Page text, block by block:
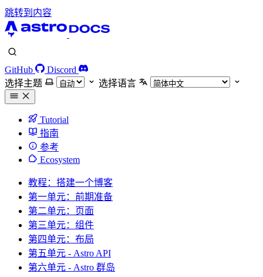
跳转到内容
GitHub
Discord
选择主题
选择语言
Tutorial
指南
参考
Ecosystem
教程：搭建一个博客
第一单元：前期准备
第二单元：页面
第三单元：组件
第四单元：布局
第五单元 - Astro API
第六单元 - Astro 群岛